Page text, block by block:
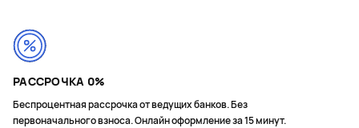
РАССРОЧКА 0%
Беспроцентная рассрочка от ведущих банков. Без
первоначального взноса. Онлайн оформление за 15 минут.